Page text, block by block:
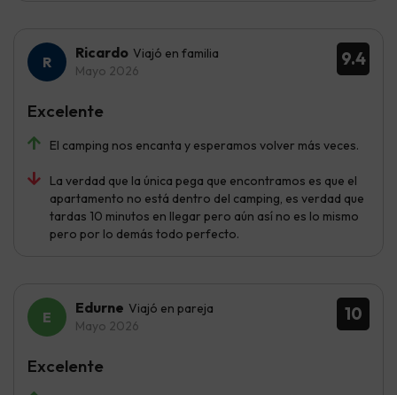
9.4
Ricardo Viajó en familia
Mayo 2026
El camping nos encanta y esperamos volver más veces.
La verdad que la única pega que encontramos es que el
apartamento no está dentro del camping, es verdad que
tardas 10 minutos en llegar pero aún así no es lo mismo
pero por lo demás todo perfecto.
Excelente
10
Edurne Viajó en pareja
Mayo 2026
Excelente